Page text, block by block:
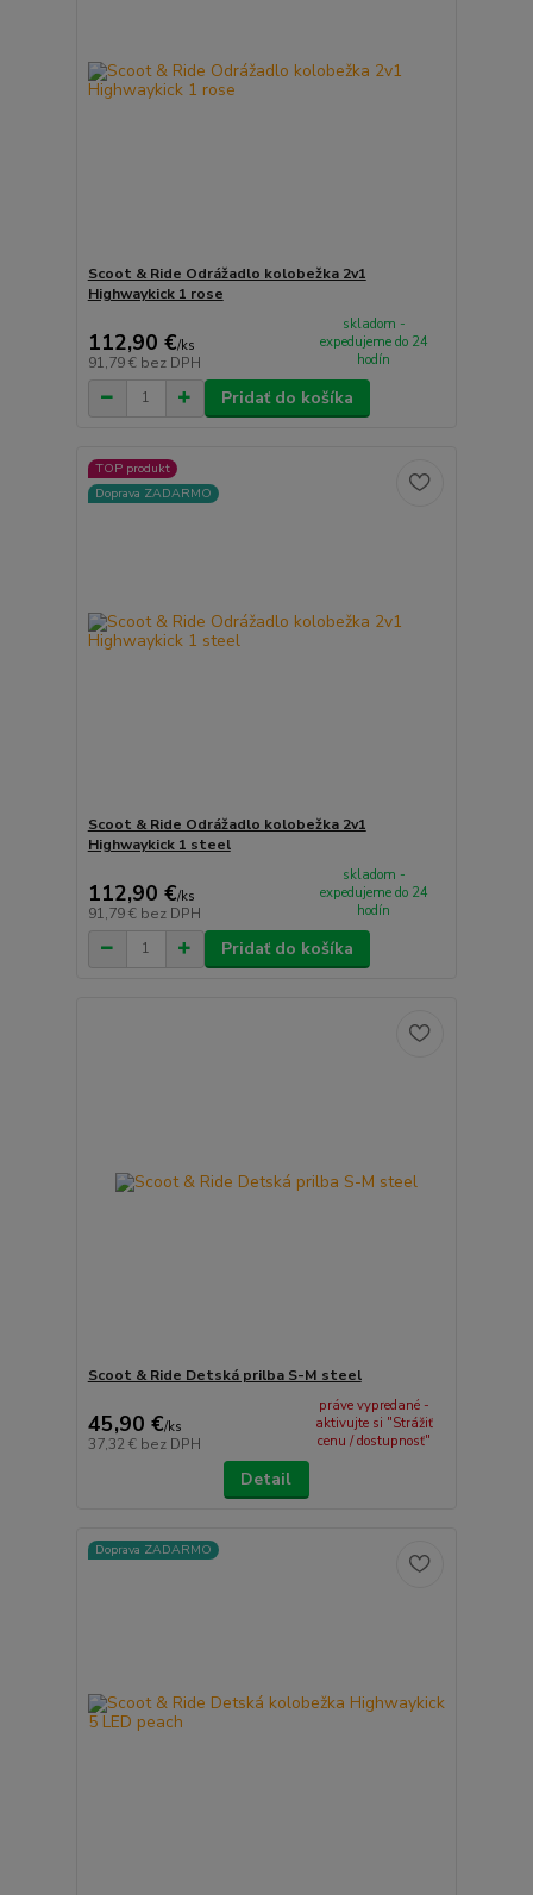
Scoot & Ride Odrážadlo kolobežka 2v1
Highwaykick 1 rose
112,90 €/ks
91,79 € bez DPH
skladom -
expedujeme do 24
hodín
Pridať do košíka
TOP produkt
Doprava ZADARMO
Scoot & Ride Odrážadlo kolobežka 2v1
Highwaykick 1 steel
112,90 €/ks
91,79 € bez DPH
skladom -
expedujeme do 24
hodín
Pridať do košíka
Scoot & Ride Detská prilba S-M steel
45,90 €/ks
37,32 € bez DPH
práve vypredané -
aktivujte si "Strážiť
cenu / dostupnosť"
Detail
Doprava ZADARMO